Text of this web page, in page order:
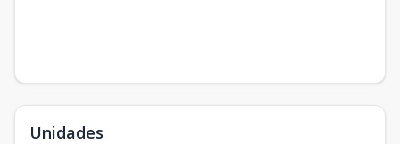
Unidades